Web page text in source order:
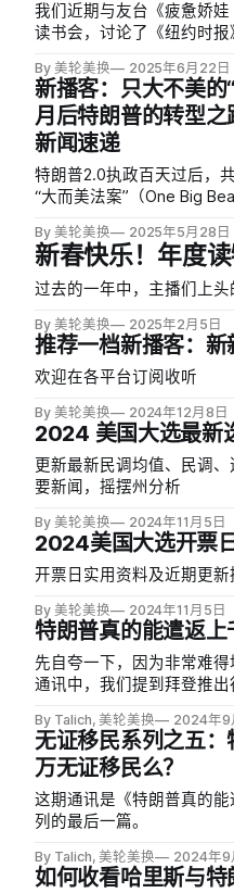
我们近期与友台《疲惫娇
读书会，讨论了《纽约时
刚宣布离职加入Substack）
播 Derek Thomps…
By 美轮美换 2025年6月22日
新播客：只大不美的
月后特朗普的转型
新闻速递
特朗普2.0执政百天过后，
“大而美法案”（One Big
政策打包通过，让特朗普
By 美轮美换 2025年5月28日
新春快乐！年度
过去的一年中，主播们上头
By 美轮美换 2025年2月5日
推荐一档新播客：
欢迎在各平台订阅收听
By 美轮美换 2024年12月8日
2024 美国大选最新
更新最新民调均值、民调
要新闻，摇摆州分析
By 美轮美换 2024年11月5日
2024美国大选开票
开票日实用资料及近期更
By 美轮美换 2024年11月5日
特朗普真的能遣返上
先自夸一下，因为非常难
通讯中，我们提到拜登推
除拜登在接下来的日子里
稳住自己的左翼支持者」。
By Talich, 美轮美换 2024年9
无证移民系列之五
万无证移民么？
这期通讯是《特朗普真的
列的最后一篇。
By Talich, 美轮美换 2024年9
如何收看哈里斯与